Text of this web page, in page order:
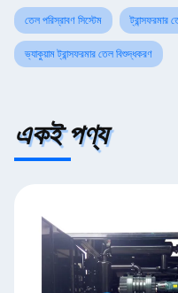
তেল পরিস্রাবণ সিস্টেম ট্রান্সফরমার
ভ্যাকুয়াম ট্রান্সফরমার তেল বিশুদ্ধকরণ
একই পণ্য